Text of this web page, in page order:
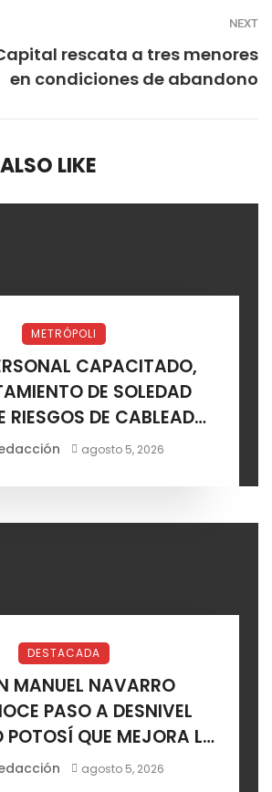
NEXT
rescata a tres menores
en condiciones de abandono
LIKE
METRÓPOLI
CAPACITADO,
DE SOLEDAD
RIESGOS DE CABLEADO
ELÉCTRICOagosto 5, 2026
DESTACADA
MANUEL NAVARRO
PASO A DESNIVEL
POTOSÍ QUE MEJORA LA
METROPOLITANA
agosto 5, 2026